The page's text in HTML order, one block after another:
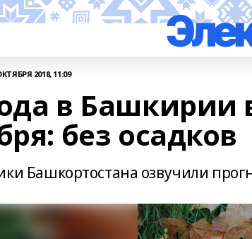
2018, 11:09
в Башкирии
без осадков
Башкортостана озвучили